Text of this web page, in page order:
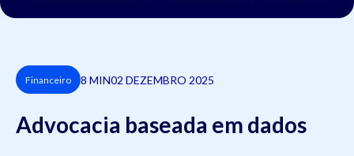
Financeiro 8 MIN02 DEZEMBRO 2025
Advocacia baseada em dados